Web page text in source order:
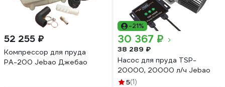
52 255 ₽
Компрессор для пруда
PА-200 Jebao Джебао
-21%
30 367 ₽
38 289 ₽
Насос для пруда TSP-
20000, 20000 л/ч Jebao
5(1)